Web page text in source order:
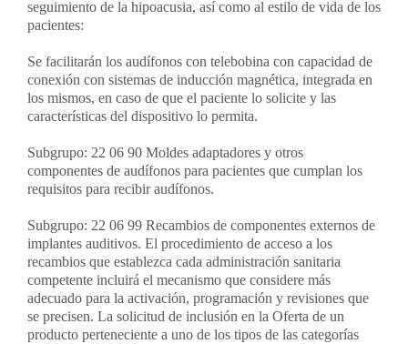
seguimiento de la hipoacusia, así como al estilo de vida de los
pacientes:
Se facilitarán los audífonos con telebobina con capacidad de
conexión con sistemas de inducción magnética, integrada en
los mismos, en caso de que el paciente lo solicite y las
características del dispositivo lo permita.
Subgrupo: 22 06 90 Moldes adaptadores y otros
componentes de audífonos para pacientes que cumplan los
requisitos para recibir audífonos.
Subgrupo: 22 06 99 Recambios de componentes externos de
implantes auditivos. El procedimiento de acceso a los
recambios que establezca cada administración sanitaria
competente incluirá el mecanismo que considere más
adecuado para la activación, programación y revisiones que
se precisen. La solicitud de inclusión en la Oferta de un
producto perteneciente a uno de los tipos de las categorías